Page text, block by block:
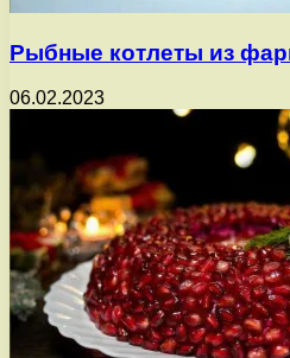
Рыбные котлеты из
06.02.2023